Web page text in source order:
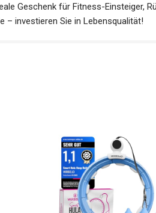
Geschenk für Fitness-Einsteiger,
– investieren Sie in Lebensqualität!